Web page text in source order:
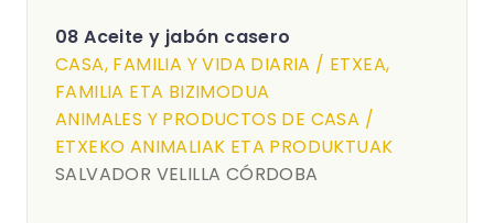
08 Aceite y jabón casero
CASA, FAMILIA Y VIDA DIARIA / ETXEA,
FAMILIA ETA BIZIMODUA
ANIMALES Y PRODUCTOS DE CASA /
ETXEKO ANIMALIAK ETA PRODUKTUAK
SALVADOR VELILLA CÓRDOBA